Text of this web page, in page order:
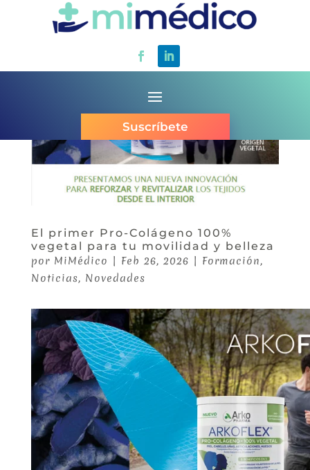
Suscríbete
El primer Pro-Colágeno 100%
vegetal para tu movilidad y belleza
por MiMédico | Feb 26, 2026 | Formación,
Noticias, Novedades